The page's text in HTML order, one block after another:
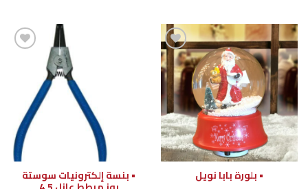
إضافة
إلى
قائمة
الرغبات
• بلورة بابا نويل
• بنسة إلكترونيات سوستة